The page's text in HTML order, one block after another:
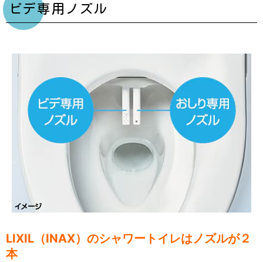
ビデ専用ノズル
LIXIL（INAX）のシャワートイレはノズルが２
本